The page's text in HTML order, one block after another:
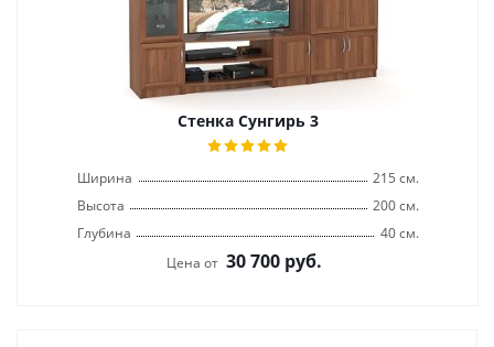
Стенка Сунгирь 3
Ширина
215 см.
Высота
200 см.
Глубина
40 см.
Цена от 30 700 руб.